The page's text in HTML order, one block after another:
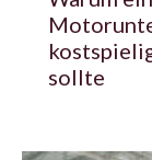
sollte